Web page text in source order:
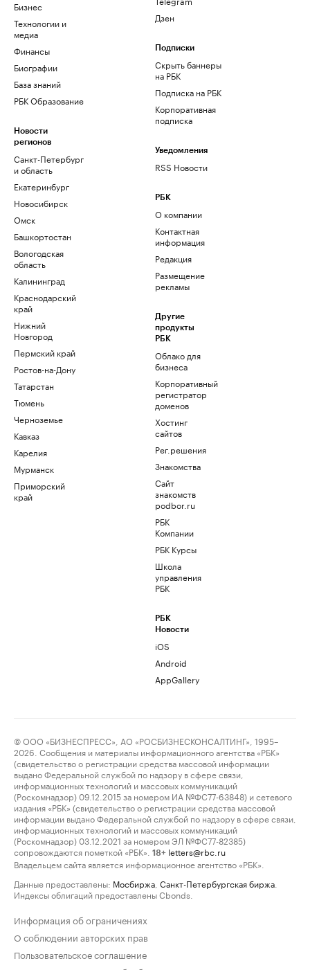
Бизнес
Технологии и
медиа
Финансы
Биографии
База знаний
РБК Образование
Новости
регионов
Санкт-Петербург
и область
Екатеринбург
Новосибирск
Омск
Башкортостан
Вологодская
область
Калининград
Краснодарский
край
Нижний
Новгород
Пермский край
Ростов-на-Дону
Татарстан
Тюмень
Черноземье
Кавказ
Карелия
Мурманск
Приморский
край
Дзен
Подписки
Скрыть баннеры
на РБК
Подписка на РБК
Корпоративная
подписка
Уведомления
RSS Новости
РБК
О компании
Контактная
информация
Редакция
Размещение
рекламы
Другие
продукты
РБК
Облако для
бизнеса
Корпоративный
регистратор
доменов
Хостинг
сайтов
Рег.решения
Знакомства
Сайт
знакомств
podbor.ru
РБК
Компании
РБК Курсы
Школа
управления
РБК
РБК
Новости
iOS
Android
AppGallery
© ООО «БИЗНЕСПРЕСС», АО «РОСБИЗНЕСКОНСАЛТИНГ», 1995–
2026. Сообщения и материалы информационного агентства «РБК»
(свидетельство о регистрации средства массовой информации
выдано Федеральной службой по надзору в сфере связи,
информационных технологий и массовых коммуникаций
(Роскомнадзор) 09.12.2015 за номером ИА №ФС77-63848) и сетевого
издания «РБК» (свидетельство о регистрации средства массовой
информации выдано Федеральной службой по надзору в сфере связи,
информационных технологий и массовых коммуникаций
(Роскомнадзор) 03.12.2021 за номером ЭЛ №ФС77-82385)
сопровождаются пометкой «РБК».
18+ letters@rbc.ru
Владельцем сайта является информационное агентство «РБК».
Данные предоставлены: Мосбиржа Санкт-Петербургская биржа
Индексы облигаций предоставлены Cbonds.
Информация об ограничениях
О соблюдении авторских прав
Пользовательское соглашение